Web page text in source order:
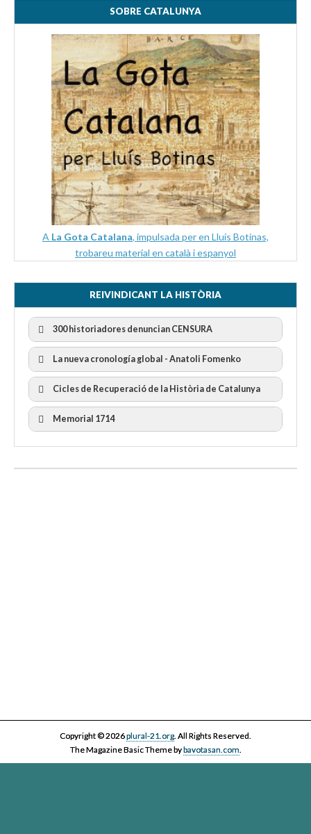
SOBRE CATALUNYA
A La Gota Catalana, impulsada per en Lluís Botinas,
trobareu material en català i espanyol
REIVINDICANT LA HISTÒRIA
300 historiadores denuncian CENSURA
300 Historiadors denuncien al “Gobierno Español” per la
censura
La nueva cronología global - Anatoli Fomenko
Cicles de Recuperació de la Història de Catalunya
I Cicle Història i Censura
II Cicle Història i Censura
Memorial 1714
Copyright © 2026plural-21.org. All Rights Reserved.
The Magazine Basic Theme bybavotasan.com.